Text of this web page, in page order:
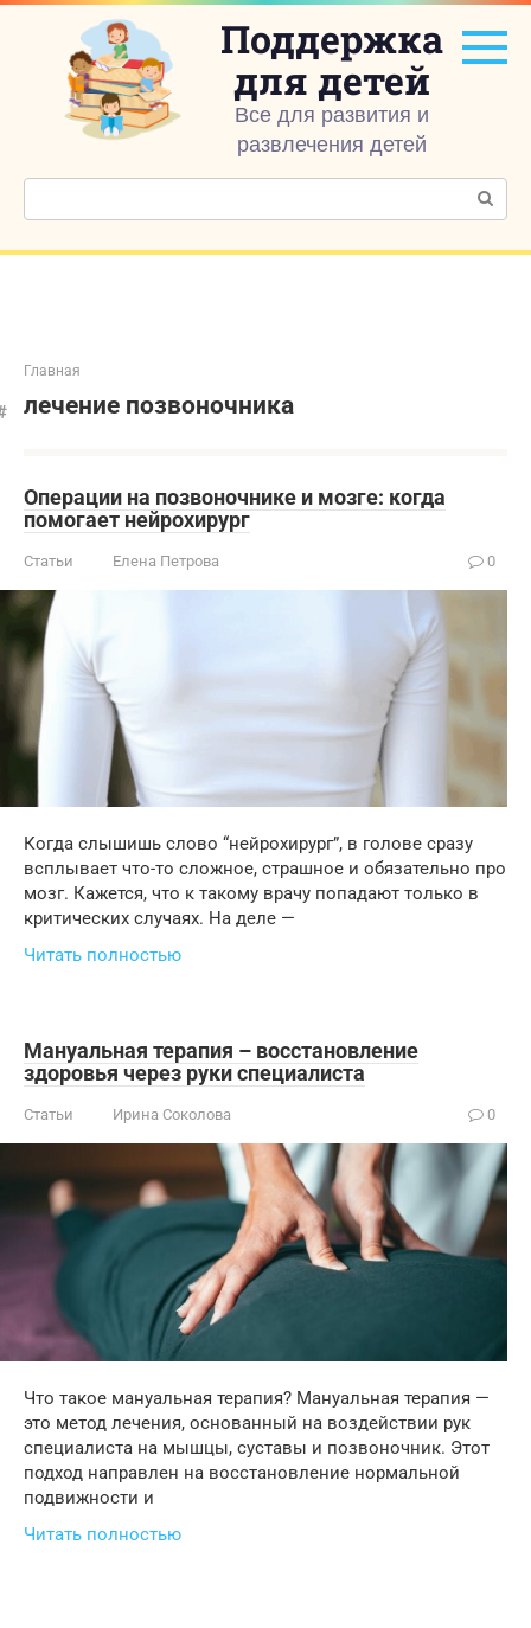
Перейти
контенту
Поддержка
для детей
Все для развития и
развлечения детей
Поиск:
Главная
лечение позвоночника
Операции на позвоночнике и мозге: когда
помогает нейрохирург
Статьи Елена Петрова 0
Когда слышишь слово “нейрохирург”, в голове сразу
всплывает что-то сложное, страшное и обязательно про
мозг. Кажется, что к такому врачу попадают только в
критических случаях. На деле —
Читать полностью
Мануальная терапия – восстановление
здоровья через руки специалиста
Статьи Ирина Соколова 0
Что такое мануальная терапия? Мануальная терапия —
это метод лечения, основанный на воздействии рук
специалиста на мышцы, суставы и позвоночник. Этот
подход направлен на восстановление нормальной
подвижности и
Читать полностью